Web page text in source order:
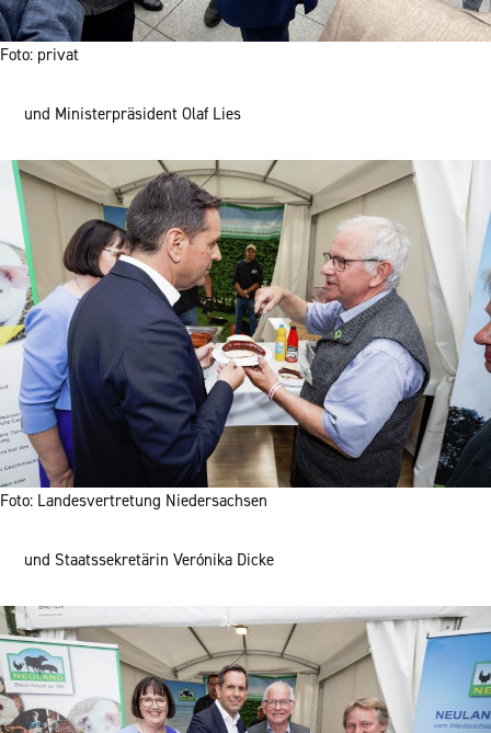
Foto: privat
und Ministerpräsident Olaf Lies
Foto: Landesvertretung Niedersachsen
und Staatssekretärin Verónika Dicke